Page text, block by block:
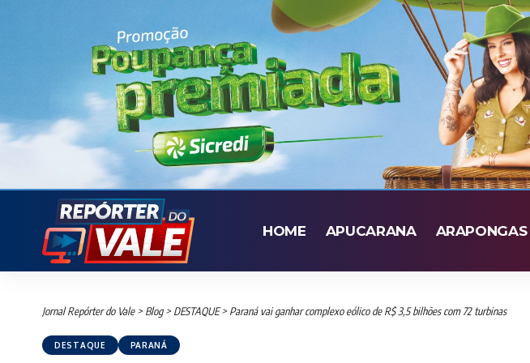
HOME APUCARANA ARAPONGAS
Jornal Repórter do Vale> Blog> DESTAQUE> Paraná vai ganhar complexo eólico de R$ 3,5 bilhões com 72 turbinas
DESTAQUE PARANÁ